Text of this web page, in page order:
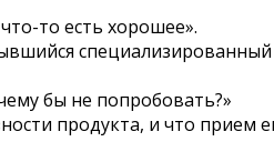
то есть хорошее».
бы не попробовать?»
продукта, и что